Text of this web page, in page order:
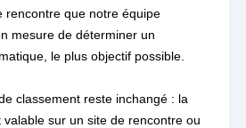
rencontre que notre équipe
mesure de déterminer un
le plus objectif possible.
classement reste inchangé : la
sur un site de rencontre ou